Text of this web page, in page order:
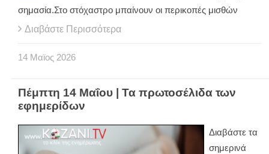
σημασία.Στο στόχαστρο μπαίνουν οι περικοπές μισθών
Διαβάστε Περισσότερα
14 Μαϊος 2026
Πέμπτη 14 Μαΐου | Τα πρωτοσέλιδα των
εφημερίδων
Διαβάστε τα
σημερινά